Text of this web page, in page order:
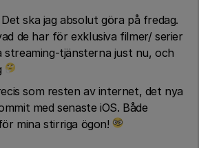
ska jag absolut göra på fredag.
de har för exklusiva filmer/ serier
streaming-tjänsterna just nu, och
som resten av internet, det nya
med senaste iOS. Både
mina stirriga ögon!